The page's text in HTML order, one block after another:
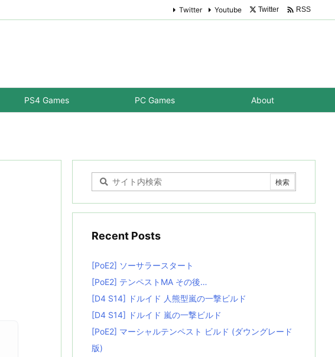
PS4 Games PC Games About
Twitter Youtube Twitter  RSS
Recent Posts
[PoE2] ソーサラースタート
[PoE2] テンペストMA その後…
[D4 S14] ドルイド 人熊型嵐の一撃ビルド
[D4 S14] ドルイド 嵐の一撃ビルド
[PoE2] マーシャルテンペスト ビルド (ダウングレード
版)